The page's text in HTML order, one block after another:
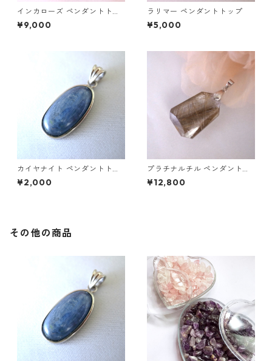
インカローズ ペンダントトッ
プ
¥9,000
ラリマー ペンダントトップ
¥5,000
カイヤナイト ペンダントトッ
プ
¥2,000
プラチナルチル ペンダントト
ップ
¥12,800
その他の商品